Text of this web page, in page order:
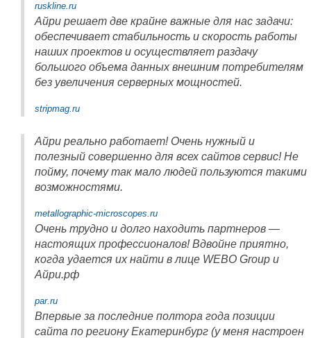
ruskline.ru
Айри решает две крайне важные для нас задачи:
обеспечивает стабильность и скорость работы
наших проектов и осуществляет раздачу
большого объема данных внешним потребителям
без увеличения серверных мощностей.
stripmag.ru
Айри реально работает! Очень нужный и
полезный совершенно для всех сайтов сервис! Не
пойму, почему так мало людей пользуются такими
возможностями.
metallographic-microscopes.ru
Очень трудно и долго находить партнеров —
настоящих профессионалов! Вдвойне приятно,
когда удается их найти в лице WEBO Group и
Айри.рф
par.ru
Впервые за последние полтора года позиции
сайта по региону Екатеринбург (у меня настроен